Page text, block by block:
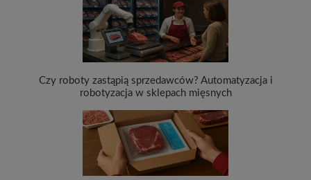
Czy roboty zastąpią sprzedawców? Automatyzacja i
robotyzacja w sklepach mięsnych